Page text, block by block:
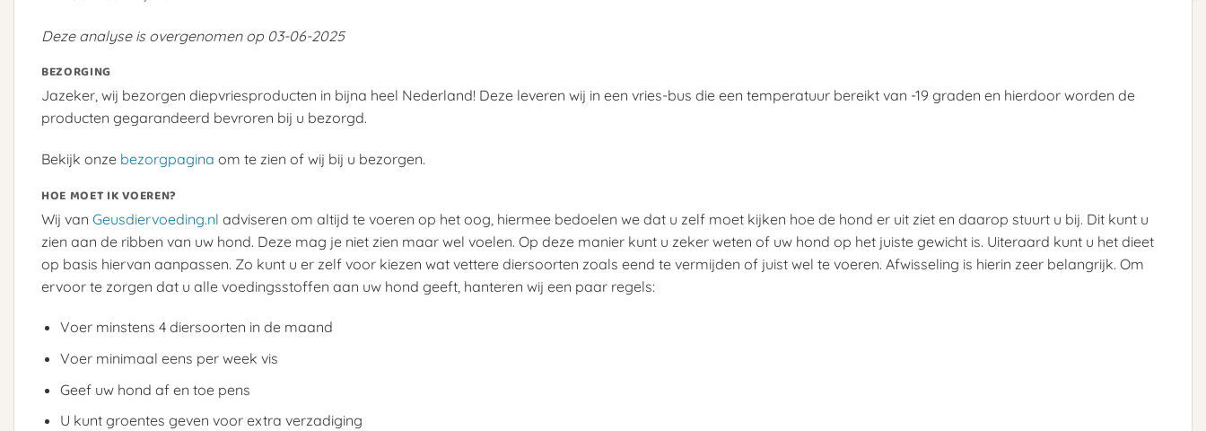
Deze analyse is overgenomen op 03-06-2025
BEZORGING
Jazeker, wij bezorgen diepvriesproducten in bijna heel Nederland! Deze leveren wij in een vries-bus die een temperatuur bereikt van -19 graden en hierdoor worden de
producten gegarandeerd bevroren bij u bezorgd.
Bekijk onze bezorgpagina om te zien of wij bij u bezorgen.
HOE MOET IK VOEREN?
Wij van Geusdiervoeding.nl adviseren om altijd te voeren op het oog, hiermee bedoelen we dat u zelf moet kijken hoe de hond er uit ziet en daarop stuurt u bij. Dit kunt u
zien aan de ribben van uw hond. Deze mag je niet zien maar wel voelen. Op deze manier kunt u zeker weten of uw hond op het juiste gewicht is. Uiteraard kunt u het dieet
op basis hiervan aanpassen. Zo kunt u er zelf voor kiezen wat vettere diersoorten zoals eend te vermijden of juist wel te voeren. Afwisseling is hierin zeer belangrijk. Om
ervoor te zorgen dat u alle voedingsstoffen aan uw hond geeft, hanteren wij een paar regels:
Voer minstens 4 diersoorten in de maand
Voer minimaal eens per week vis
Geef uw hond af en toe pens
U kunt groentes geven voor extra verzadiging